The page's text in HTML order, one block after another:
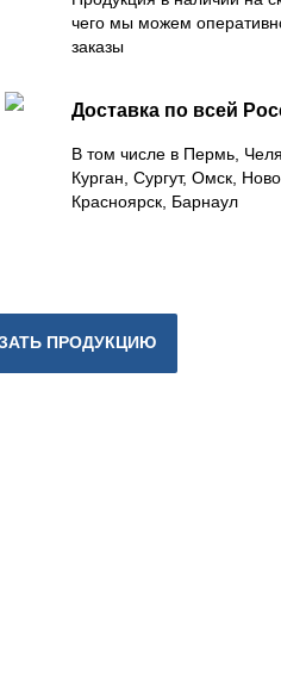
чего мы можем
заказы
Доставка по всей
В том числе в Пермь,
Курган, Сургут, Омск,
Красноярск, Барнаул
ПРОДУКЦИЮ